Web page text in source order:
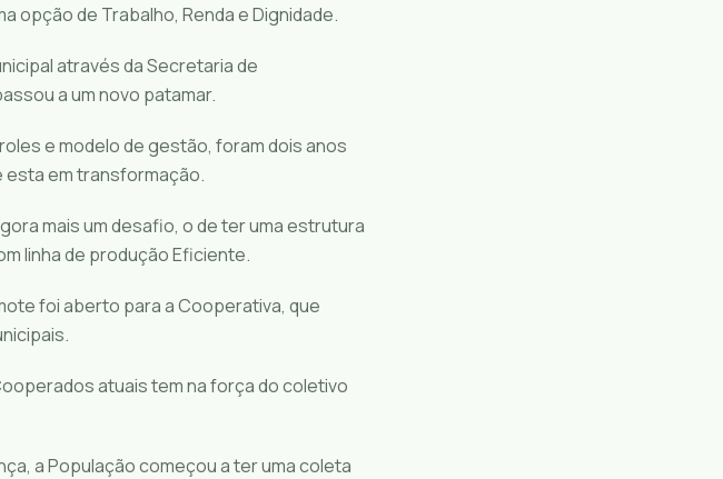
opção de Trabalho, Renda e Dignidade.
através da Secretaria de
a um novo patamar.
e modelo de gestão, foram dois anos
esta em transformação.
mais um desafio, o de ter uma estrutura
linha de produção Eficiente.
foi aberto para a Cooperativa, que
atuais tem na força do coletivo
a População começou a ter uma coleta